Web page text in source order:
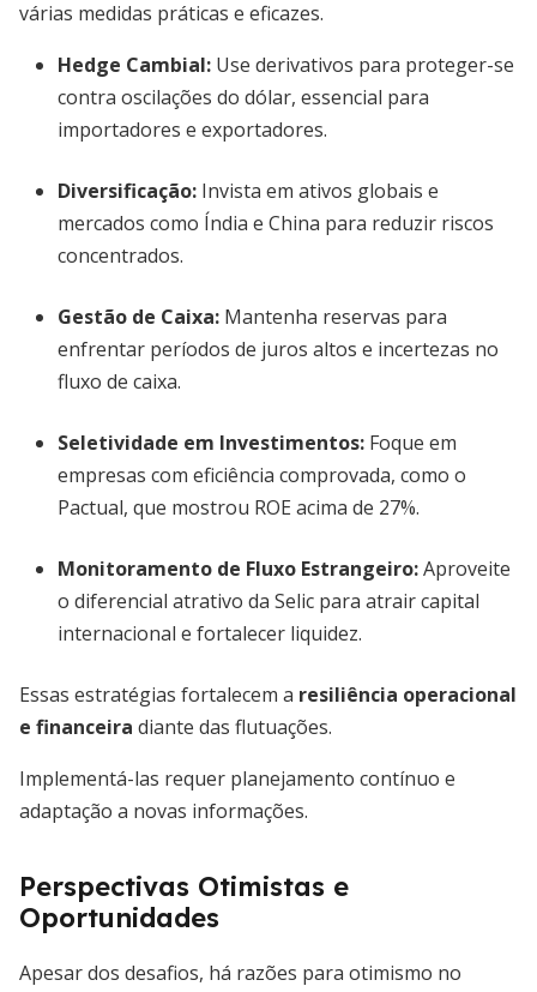
várias medidas práticas e eficazes.
Hedge Cambial: Use derivativos para proteger-se
contra oscilações do dólar, essencial para
importadores e exportadores.
Diversificação: Invista em ativos globais e
mercados como Índia e China para reduzir riscos
concentrados.
Gestão de Caixa: Mantenha reservas para
enfrentar períodos de juros altos e incertezas no
fluxo de caixa.
Seletividade em Investimentos: Foque em
empresas com eficiência comprovada, como o
Pactual, que mostrou ROE acima de 27%.
Monitoramento de Fluxo Estrangeiro:Aproveite
o diferencial atrativo da Selic para atrair capital
internacional e fortalecer liquidez.
Essas estratégias fortalecem a resiliência operacional
e financeira diante das flutuações.
Implementá-las requer planejamento contínuo e
adaptação a novas informações.
Perspectivas Otimistas e
Oportunidades
Apesar dos desafios, há razões para otimismo no